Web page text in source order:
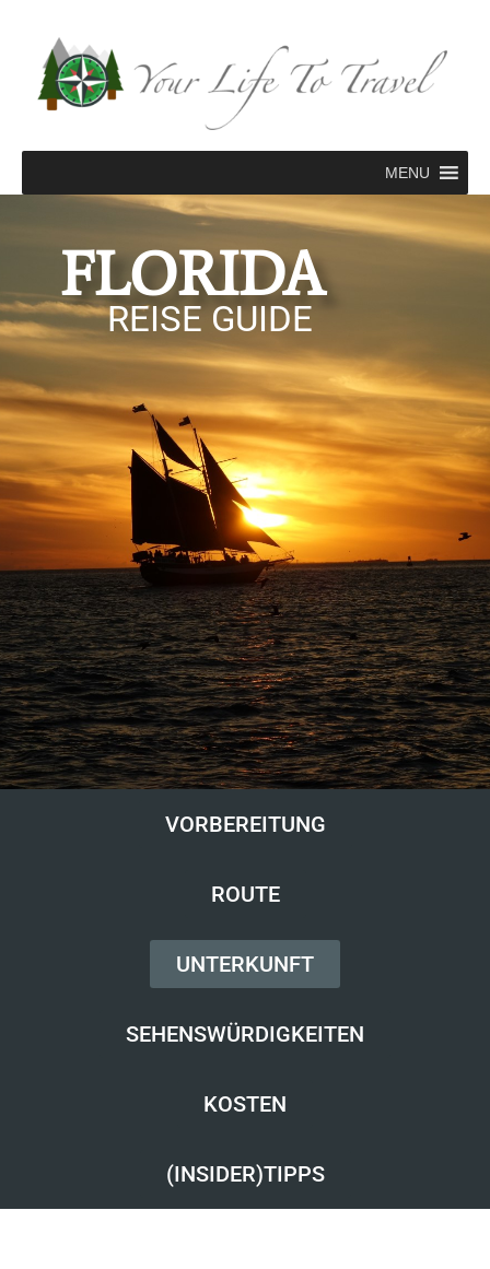
Inhalt
springen
MENU
FLORIDA
REISE GUIDE
VORBEREITUNG
ROUTE
UNTERKUNFT
SEHENSWÜRDIGKEITEN
KOSTEN
(INSIDER)TIPPS